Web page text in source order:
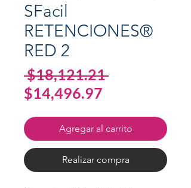
SFacil
RETENCIONES®
RED 2
$18,121.21 Precio
$14,496.97
oferta
Agregar al carrito
Realizar compra